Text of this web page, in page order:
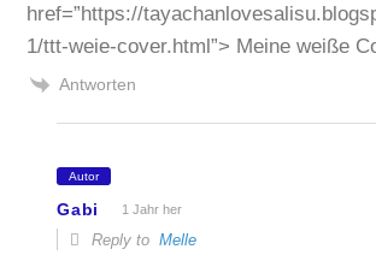
href=”https://
1/ttt-weie-cover.html”> Meine weiße
Antworten
Autor
Gabi 1 Jahr her
Reply toMelle